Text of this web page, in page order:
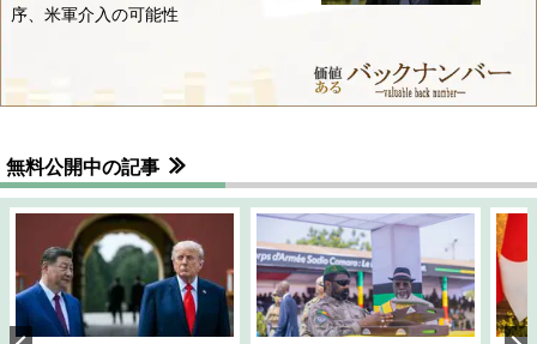
序、米軍介入の可能性
無料公開中の記事